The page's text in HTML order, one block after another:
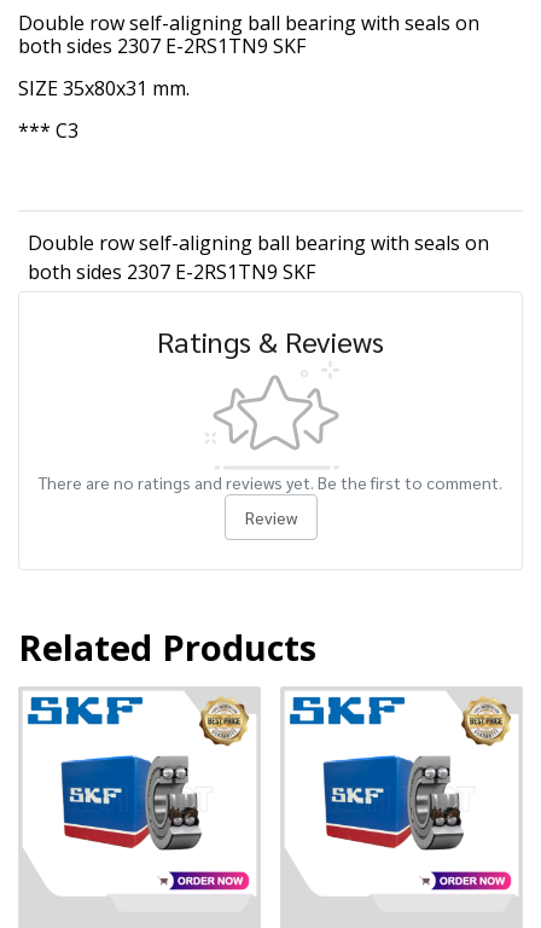
Double row self-aligning ball bearing with seals on
both sides 2307 E-2RS1TN9 SKF
SIZE 35x80x31 mm.
*** C3
Double row self-aligning ball bearing with seals on
both sides 2307 E-2RS1TN9 SKF
Ratings & Reviews
There are no ratings and reviews yet. Be the first to comment.
Review
Related Products